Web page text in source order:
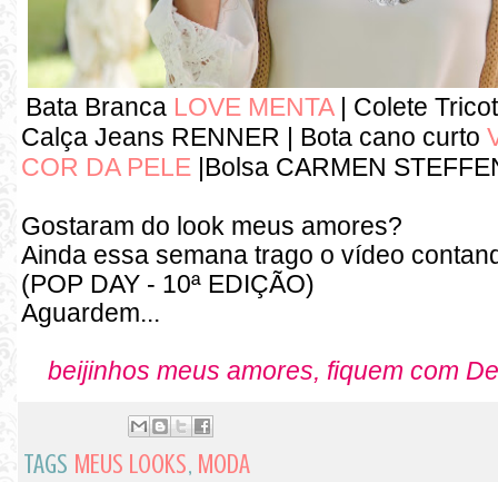
Bata Branca LOVE MENTA| Colete
Calça Jeans RENNER | Bota cano curto
COR DA PELE |Bolsa CARMEN
Gostaram do look meus amores?
Ainda essa semana trago o vídeo
(POP DAY - 10ª EDIÇÃO)
Aguardem...
beijinhos meus amores, fiquem com
TAGS MEUS LOOKS, MODA